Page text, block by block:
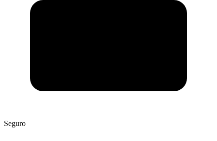
Seguro